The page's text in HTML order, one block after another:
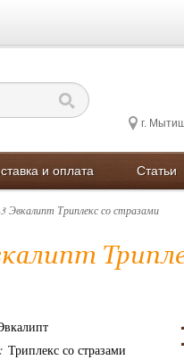
г.
и оплата Статьи
Эвкалипт Триплекс со стразами
Триплекс со стразами